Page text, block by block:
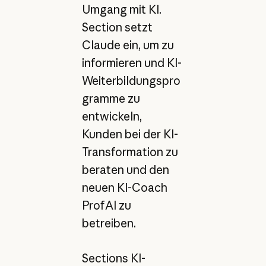
Umgang mit KI.
Section setzt
Claude ein, um zu
informieren und KI-
Weiterbildungspro
gramme zu
entwickeln,
Kunden bei der KI-
Transformation zu
beraten und den
neuen KI-Coach
ProfAI zu
betreiben.
Sections KI-